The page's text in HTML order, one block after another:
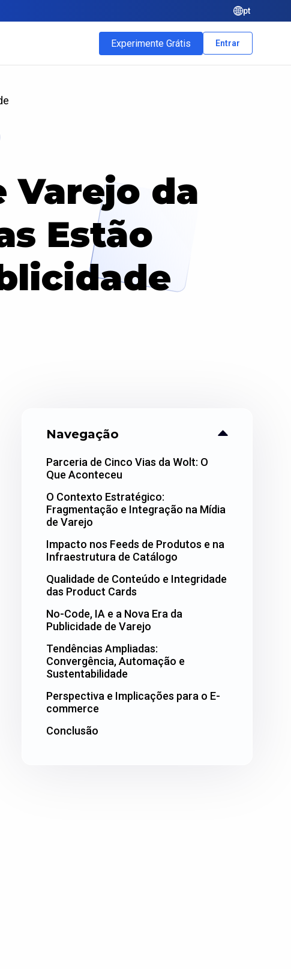
pt
Experimente Grátis Entrar
Varejo da
Estão
Navegação
Parceria de Cinco Vias da Wolt: O
Que Aconteceu
O Contexto Estratégico:
Fragmentação e Integração na Mídia
de Varejo
Impacto nos Feeds de Produtos e na
Infraestrutura de Catálogo
Qualidade de Conteúdo e Integridade
das Product Cards
No-Code, IA e a Nova Era da
Publicidade de Varejo
Tendências Ampliadas:
Convergência, Automação e
Sustentabilidade
Perspectiva e Implicações para o E-
commerce
Conclusão